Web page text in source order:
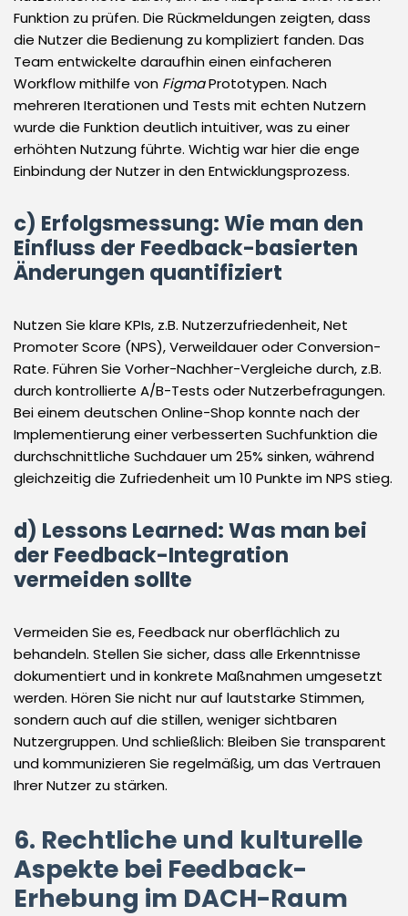
Funktion zu prüfen. Die Rückmeldungen zeigten, dass
die Nutzer die Bedienung zu kompliziert fanden. Das
Team entwickelte daraufhin einen einfacheren
Workflow mithilfe von FigmaPrototypen. Nach
mehreren Iterationen und Tests mit echten Nutzern
wurde die Funktion deutlich intuitiver, was zu einer
erhöhten Nutzung führte. Wichtig war hier die enge
Einbindung der Nutzer in den Entwicklungsprozess.
c) Erfolgsmessung: Wie man den
Einfluss der Feedback-basierten
Änderungen quantifiziert
Nutzen Sie klare KPIs, z.B. Nutzerzufriedenheit, Net
Promoter Score (NPS), Verweildauer oder Conversion-
Rate. Führen Sie Vorher-Nachher-Vergleiche durch, z.B.
durch kontrollierte A/B-Tests oder Nutzerbefragungen.
Bei einem deutschen Online-Shop konnte nach der
Implementierung einer verbesserten Suchfunktion die
durchschnittliche Suchdauer um 25% sinken, während
gleichzeitig die Zufriedenheit um 10 Punkte im NPS stieg.
d) Lessons Learned: Was man bei
der Feedback-Integration
vermeiden sollte
Vermeiden Sie es, Feedback nur oberflächlich zu
behandeln. Stellen Sie sicher, dass alle Erkenntnisse
dokumentiert und in konkrete Maßnahmen umgesetzt
werden. Hören Sie nicht nur auf lautstarke Stimmen,
sondern auch auf die stillen, weniger sichtbaren
Nutzergruppen. Und schließlich: Bleiben Sie transparent
und kommunizieren Sie regelmäßig, um das Vertrauen
Ihrer Nutzer zu stärken.
6. Rechtliche und kulturelle
Aspekte bei Feedback-
Erhebung im DACH-Raum